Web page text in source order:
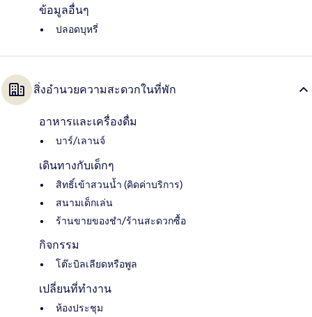
ข้อมูลอื่นๆ
ปลอดบุหรี่
สิ่งอำนวยความสะดวกในที่พัก
อาหารและเครื่องดื่ม
บาร์/เลานจ์
เดินทางกับเด็กๆ
สิทธิ์เข้าสวนน้ำ (คิดค่าบริการ)
สนามเด็กเล่น
ร้านขายของชำ/ร้านสะดวกซื้อ
กิจกรรม
โต๊ะบิลเลียดหรือพูล
เปลี่ยนที่ทำงาน
ห้องประชุม